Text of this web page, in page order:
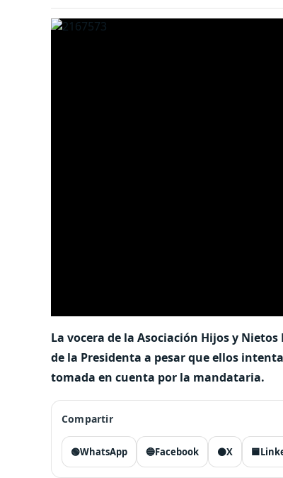
La vocera de la Asociación Hijos y
de la Presidenta a pesar que ellos
tomada en cuenta por la mandataria.
Compartir
🟢WhatsApp 🔵Facebook ⚫X 🟦